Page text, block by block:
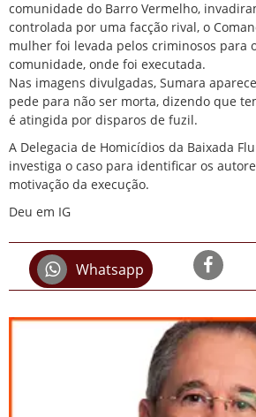
comunidade do Barro Vermelho,
controlada por uma facção rival, o
mulher foi levada pelos criminosos para
comunidade, onde foi executada.
Nas imagens divulgadas, Sumara
pede para não ser morta, dizendo que
é atingida por disparos de fuzil.
A Delegacia de Homicídios da Baixada
investiga o caso para identificar os
motivação da execução.
Deu em IG
Whatsapp